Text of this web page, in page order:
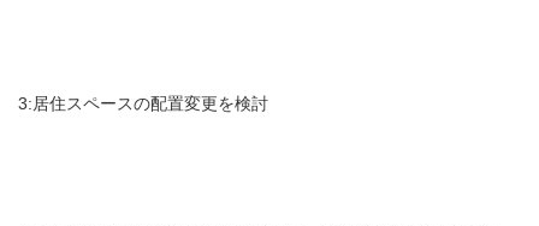
3:居住スペースの配置変更を検討